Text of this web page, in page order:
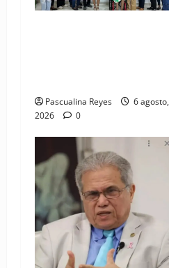
Pascualina Reyes
6 agosto,
2026
0